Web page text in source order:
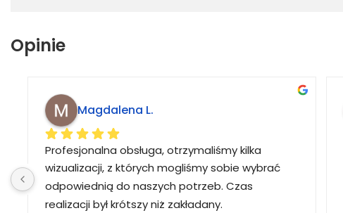
Opinie
Magdalena L.
Profesjonalna obsługa, otrzymaliśmy kilka
wizualizacji, z których mogliśmy sobie wybrać
odpowiednią do naszych potrzeb. Czas
realizacji był krótszy niż zakładany.